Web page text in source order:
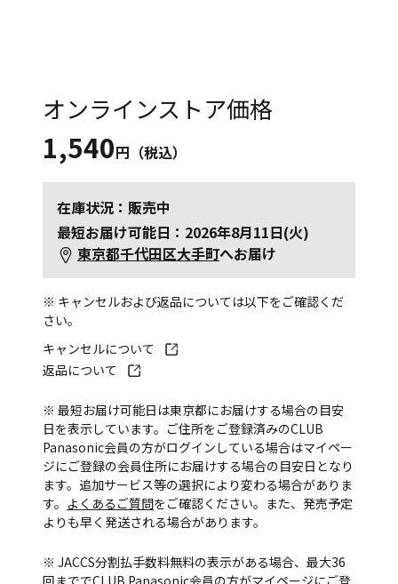
オンラインストア価格
1,540円（税込）
在庫状況：販売中
最短お届け可能日：2026年8月11日(火)
東京都千代田区大手町へお届け
※ キャンセルおよび返品については以下をご確認くだ
さい。
キャンセルについて
返品について
※ 最短お届け可能日は東京都にお届けする場合の目安
日を表示しています。ご住所をご登録済みのCLUB
Panasonic会員の方がログインしている場合はマイペー
ジにご登録の会員住所にお届けする場合の目安日となり
ます。追加サービス等の選択により変わる場合がありま
す。 よくあるご質問をご確認ください。また、発売予定
よりも早く発送される場合があります。
※ JACCS分割払手数料無料の表示がある場合、最大36
回まででCLUB Panasonic会員の方がマイページにご登